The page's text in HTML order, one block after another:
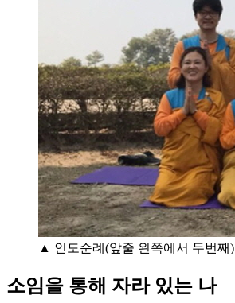
▲ 인도순례(앞줄 왼쪽에서 두번째)
소임을 통해 자라 있는 나